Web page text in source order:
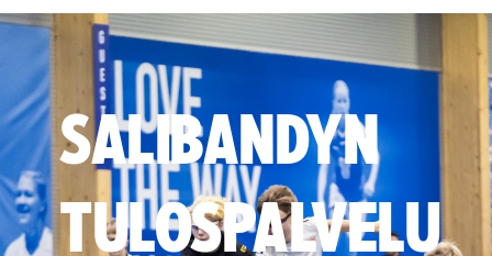
SALIBANDYN
TULOSPALVELU